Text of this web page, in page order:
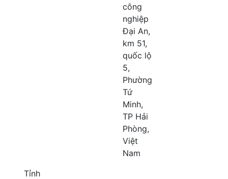
công
nghiệp
Đại An,
km 51,
quốc lộ
5,
Phường
Tứ
Minh,
TP Hải
Phòng,
Việt
Nam
Tỉnh